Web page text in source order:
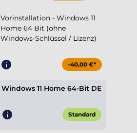
Vorinstallation - Windows 11
Home 64 Bit (ohne
Windows-Schlüssel / Lizenz)
-40,00 €*
Windows 11 Home 64-Bit DE
Standard